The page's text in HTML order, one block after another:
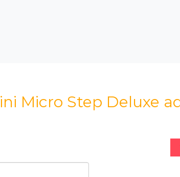
Micro Step Deluxe